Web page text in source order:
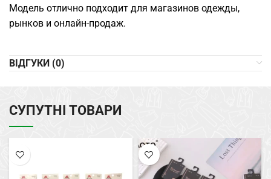
Модель отлично подходит для магазинов одежды,
рынков и онлайн-продаж.
ВІДГУКИ (0)
СУПУТНІ ТОВАРИ